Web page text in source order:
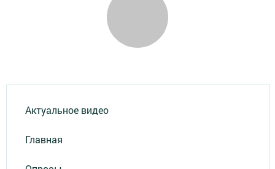
Актуальное видео
Главная